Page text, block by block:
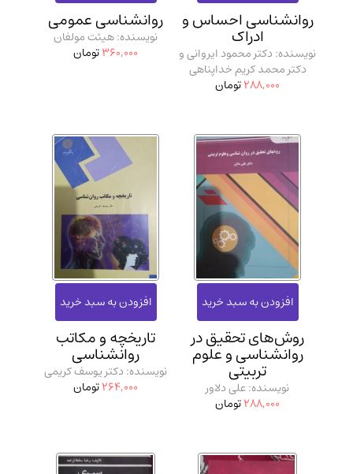
روانشناسی احساس و
ادراک
نویسنده: دکتر محمود ایروانی و
دکتر محمد کریم خداپناهی
288,000تومان
روانشناسی عمومی
نویسنده: هیئت مولفان
360,000تومان
روش‌های تحقیق در
روانشناسی و علوم
تربیتی
نویسنده: علی دلاور
288,000تومان
تاریخچه و مکاتب
روانشناسی
نویسنده: دکتر یوسف کریمی
264,000تومان